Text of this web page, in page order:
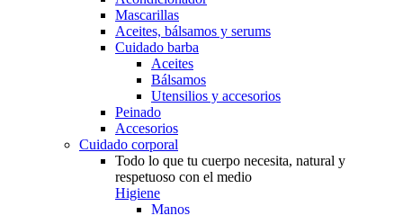
Mascarillas
Aceites, bálsamos y serums
Cuidado barba
Aceites
Bálsamos
Utensilios y accesorios
Peinado
Accesorios
Cuidado corporal
Todo lo que tu cuerpo necesita, natural y
respetuoso con el medio
Higiene
Manos